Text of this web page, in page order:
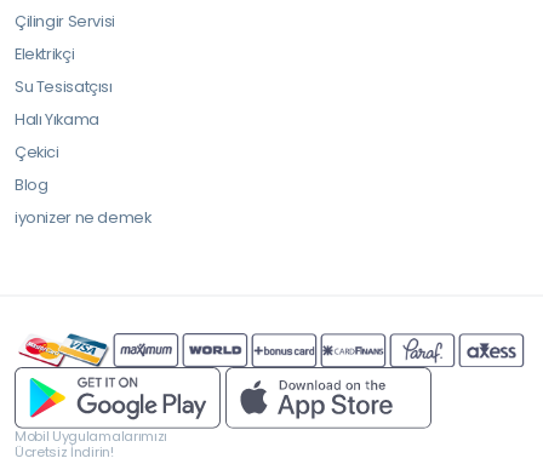
Çilingir Servisi
Elektrikçi
Su Tesisatçısı
Halı Yıkama
Çekici
Blog
iyonizer ne demek
Mobil Uygulamalarımızı
Ücretsiz İndirin!